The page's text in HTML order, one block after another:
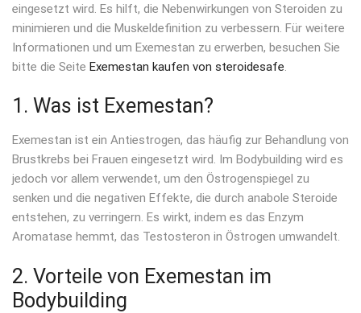
eingesetzt wird. Es hilft, die Nebenwirkungen von Steroiden zu
minimieren und die Muskeldefinition zu verbessern. Für weitere
Informationen und um Exemestan zu erwerben, besuchen Sie
bitte die Seite Exemestan kaufen von steroidesafe
1. Was ist Exemestan?
Exemestan ist ein Antiestrogen, das häufig zur Behandlung von
Brustkrebs bei Frauen eingesetzt wird. Im Bodybuilding wird es
jedoch vor allem verwendet, um den Östrogenspiegel zu
senken und die negativen Effekte, die durch anabole Steroide
entstehen, zu verringern. Es wirkt, indem es das Enzym
Aromatase hemmt, das Testosteron in Östrogen umwandelt.
2. Vorteile von Exemestan im
Bodybuilding